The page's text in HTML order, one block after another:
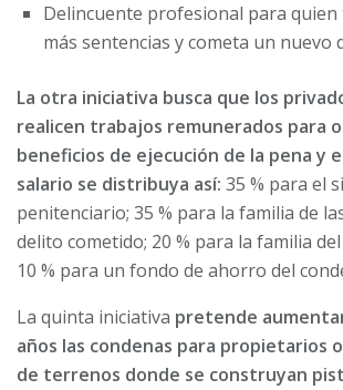
Delincuente profesional para
más sentencias y cometa un nuevo
La otra iniciativa busca que los
realicen trabajos remunerados para
beneficios de ejecución de la pena y
salario se distribuya así: 35 % para el
penitenciario; 35 % para la familia de
delito cometido; 20 % para la familia
10 % para un fondo de ahorro del
La quinta iniciativa pretende
años las condenas para propietarios
de terrenos donde se construyan